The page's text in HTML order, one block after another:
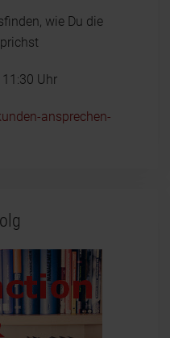
wie Du die
Uhr
ansprechen-